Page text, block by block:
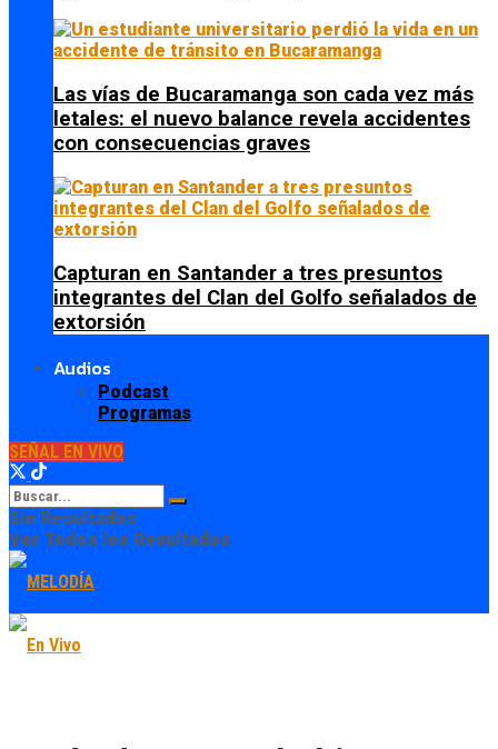
Las vías de Bucaramanga son cada vez más
letales: el nuevo balance revela accidentes
con consecuencias graves
Capturan en Santander a tres presuntos
integrantes del Clan del Golfo señalados de
extorsión
Audios
Podcast
Programas
SEÑAL EN VIVO
Sin Resultados
Ver Todos los Resultados